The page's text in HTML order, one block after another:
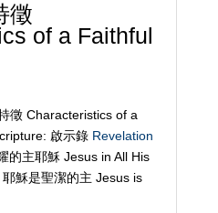
徵
of a Faithful
徵 Characteristics of a
啟示錄 Revelation
的主耶穌 Jesus in All His
穌是聖潔的主 Jesus is